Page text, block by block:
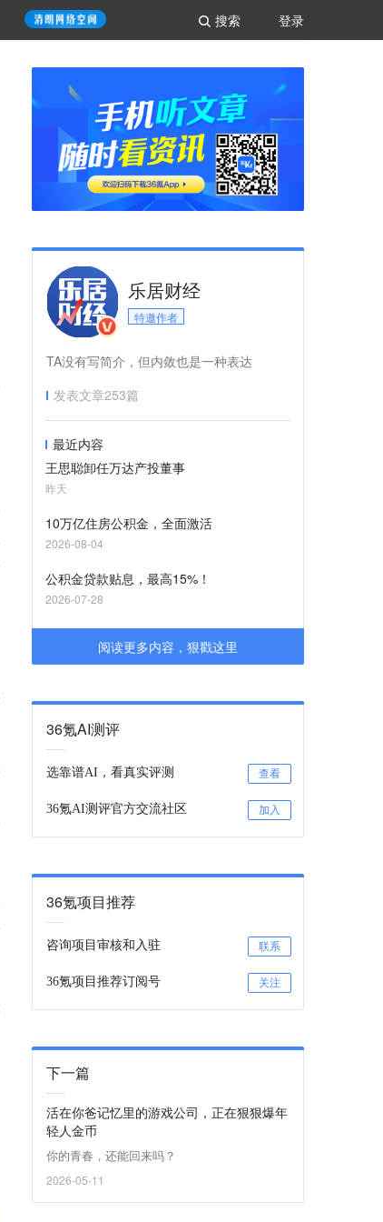
登录
搜索
乐居财经
特邀作者
TA没有写简介，但内敛也是一种表达
发表文章253篇
最近内容
王思聪卸任万达产投董事
昨天
10万亿住房公积金，全面激活
2026-08-04
公积金贷款贴息，最高15%！
2026-07-28
阅读更多内容，狠戳这里
36氪AI测评
选靠谱AI，看真实评测 查看
36氪AI测评官方交流社区 加入
36氪项目推荐
咨询项目审核和入驻 联系
36氪项目推荐订阅号 关注
下一篇
活在你爸记忆里的游戏公司，正在狠狠爆年
轻人金币
你的青春，还能回来吗？
2026-05-11